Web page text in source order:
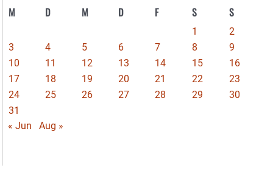
M D M D F S S
1
2
3
4 5 6 7 8
9
10
11 12 13 14 15
16
17
18 19 20 21 22
23
24
25 26 27 28 29
30
31
« Jun
Aug »